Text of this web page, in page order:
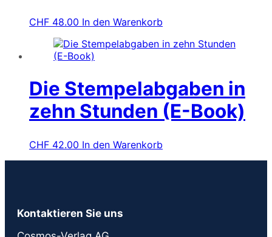
CHF 48.00 In den Warenkorb
Die Stempelabgaben in
zehn Stunden (E-Book)
CHF 42.00 In den Warenkorb
Kontaktieren Sie uns